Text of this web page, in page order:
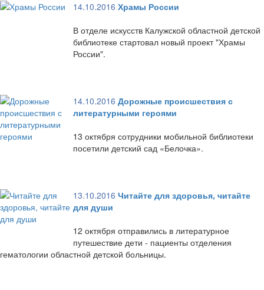
14.10.2016 Храмы России
В отделе искусств Калужской областной детской
библиотеке стартовал новый проект "Храмы
России".
14.10.2016 Дорожные происшествия с
литературными героями
13 октября сотрудники мобильной библиотеки
посетили детский сад «Белочка».
13.10.2016 Читайте для здоровья, читайте
для души
12 октября отправились в литературное
путешествие дети - пациенты отделения
гематологии областной детской больницы.